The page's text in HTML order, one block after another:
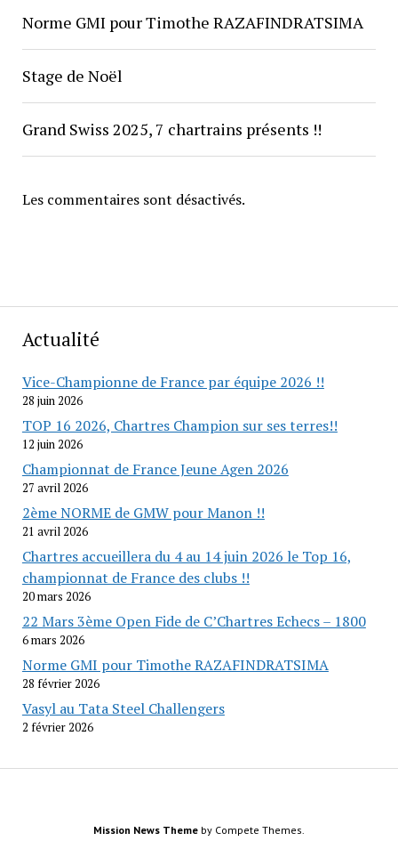
Norme GMI pour Timothe RAZAFINDRATSIMA
Stage de Noël
Grand Swiss 2025, 7 chartrains présents !!
Les commentaires sont désactivés.
Actualité
Vice-Championne de France par équipe 2026 !!
28 juin 2026
TOP 16 2026, Chartres Champion sur ses terres!!
12 juin 2026
Championnat de France Jeune Agen 2026
27 avril 2026
2ème NORME de GMW pour Manon !!
21 avril 2026
Chartres accueillera du 4 au 14 juin 2026 le Top 16,
championnat de France des clubs !!
20 mars 2026
22 Mars 3ème Open Fide de C’Chartres Echecs – 1800
6 mars 2026
Norme GMI pour Timothe RAZAFINDRATSIMA
28 février 2026
Vasyl au Tata Steel Challengers
2 février 2026
Mission News Theme by Compete Themes.